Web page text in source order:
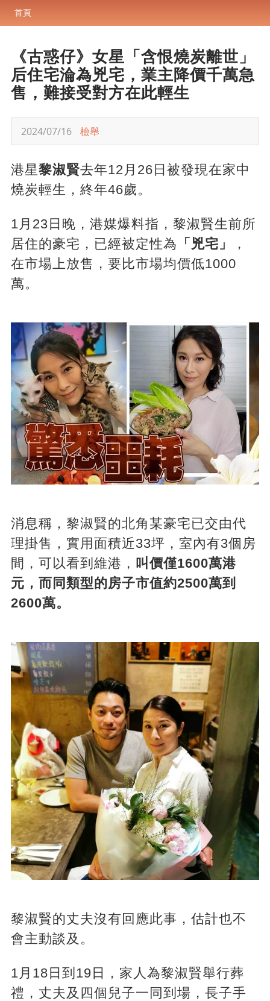
首頁
《古惑仔》女星「含恨燒炭離世」
后住宅淪為兇宅，業主降價千萬急
售，難接受對方在此輕生
2024/07/16 檢舉
港星黎淑賢去年12月26日被發現在家中
燒炭輕生，終年46歲。
1月23日晚，港媒爆料指，黎淑賢生前所
居住的豪宅，已經被定性為 「兇宅」
，
在市場上放售，要比市場均價低1000
萬。
消息稱，黎淑賢的北角某豪宅已交由代
理掛售，實用面積近33坪，室內有3個房
間，可以看到維港， 叫價僅1600萬港
元，而同類型的房子市值約2500萬到
2600萬。
黎淑賢的丈夫沒有回應此事，估計也不
會主動談及。
1月18日到19日，家人為黎淑賢舉行葬
禮，丈夫及四個兒子一同到場，長子手